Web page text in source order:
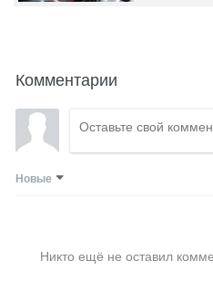
Комментарии
Новые
Никто ещё не оставил